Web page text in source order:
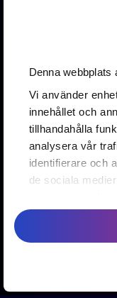
Denna webbplats
Vi använder
innehållet och
tillhandahålla
analysera vår
identifierare och
de sociala
kombinera
som du har
Vallgatan 19B
411 16
0737 16 67 88
-->